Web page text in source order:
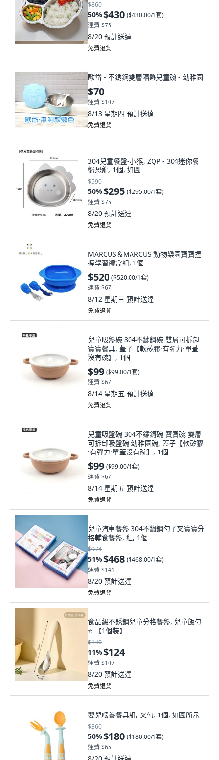
$860
50%$430 ($430.00/1套)
運費 $75
8/20 預計送達
免費退貨
歐岱 - 不銹鋼雙層隔熱兒童碗 - 幼稚園
$70
運費 $107
8/13 星期四 預計送達
免費退貨
304兒童餐盤-小猴, ZQP - 304迷你餐
盤恐龍, 1個, 如圖
$590
50%$295 ($295.00/1套)
運費 $75
8/20 預計送達
免費退貨
MARCUS＆MARCUS 動物樂園寶寶握
握學習禮盒組, 1個
$520 ($520.00/1套)
運費 $67
8/12 星期三 預計送達
免費退貨
兒童吸盤碗 304不鏽鋼碗 雙層可拆卸
寶寶餐具, 蓋子【軟矽膠·有彈力·單蓋
沒有碗】, 1個
$99 ($99.00/1套)
運費 $67
8/14 星期五 預計送達
免費退貨
兒童吸盤碗 304不鏽鋼碗 寶寶碗 雙層
可拆卸吸盤碗 幼稚園碗, 蓋子【軟矽膠
·有彈力·單蓋沒有碗】, 1個
$99 ($99.00/1套)
運費 $67
8/14 星期五 預計送達
免費退貨
兒童汽車餐盤 304不鏽鋼勺子叉寶寶分
格輔食餐盤, 紅, 1個
$974
51%$468 ($468.00/1套)
運費 $141
8/20 預計送達
免費退貨
食品級不銹鋼兒童分格餐盤, 兒童飯勺
⭐ 【1個裝】
$140
11%$124
運費 $107
8/20 預計送達
免費退貨
嬰兒喂養餐具組, 叉勺, 1個, 如圖所示
$360
50%$180 ($180.00/1套)
運費 $65